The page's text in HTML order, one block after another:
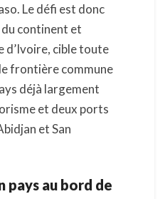
Le défi est donc
du continent et
d’Ivoire, cible toute
frontière commune
déjà largement
et deux ports
et San
pays au bord de